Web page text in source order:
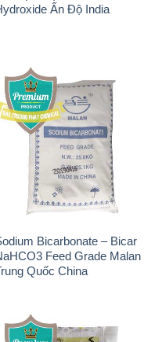
Sodium Bicarbonate – Bicar
NaHCO3 Feed Grade Malan
Trung Quốc China